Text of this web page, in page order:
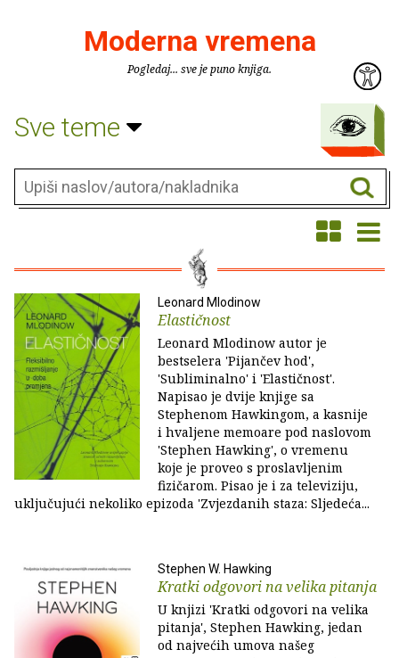
Moderna vremena
Pogledaj... sve je puno knjiga.
Sve teme
Leonard Mlodinow
Elastičnost
Leonard Mlodinow autor je
bestselera 'Pijančev hod',
'Subliminalno' i 'Elastičnost'.
Napisao je dvije knjige sa
Stephenom Hawkingom, a kasnije
i hvaljene memoare pod naslovom
'Stephen Hawking', o vremenu
koje je proveo s proslavljenim
fizičarom. Pisao je i za televiziju,
uključujući nekoliko epizoda 'Zvjezdanih staza: Sljedeća...
Stephen W. Hawking
Kratki odgovori na velika pitanja
U knjizi 'Kratki odgovori na velika
pitanja', Stephen Hawking, jedan
od najvećih umova našeg